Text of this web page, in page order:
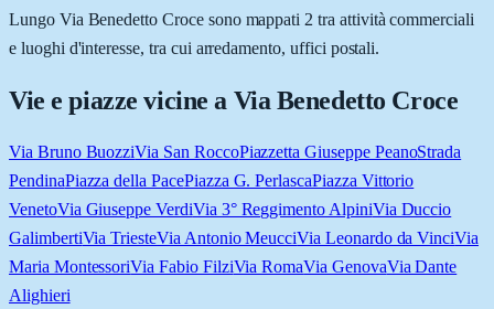
Lungo Via Benedetto Croce sono mappati 2 tra attività commerciali
e luoghi d'interesse, tra cui arredamento, uffici postali.
Vie e piazze vicine a Via Benedetto Croce
Via Bruno BuozziVia San RoccoPiazzetta Giuseppe PeanoStrada
PendinaPiazza della PacePiazza G. PerlascaPiazza Vittorio
VenetoVia Giuseppe VerdiVia 3° Reggimento AlpiniVia Duccio
GalimbertiVia TriesteVia Antonio MeucciVia Leonardo da VinciVia
Maria MontessoriVia Fabio FilziVia RomaVia GenovaVia Dante
Alighieri